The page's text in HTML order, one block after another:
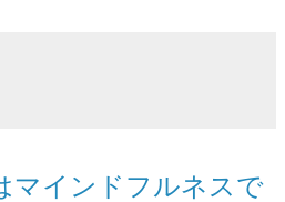
マインドフルネスで